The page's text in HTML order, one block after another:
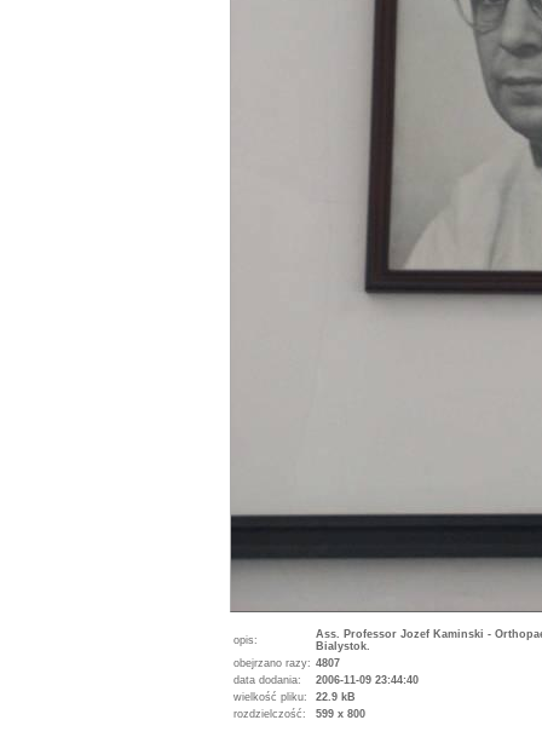
opis:
Ass. Professor Jozef Kaminski -
Bialystok.
obejrzano razy: 4807
data dodania:
2006-11-09 23:44:40
wielkość pliku:
22.9 kB
rozdzielczość:
599 x 800